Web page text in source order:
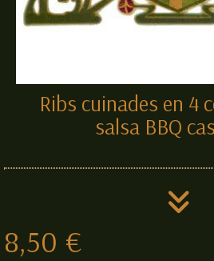
Ribs cuinades en 4
salsa BBQ
8,50 €